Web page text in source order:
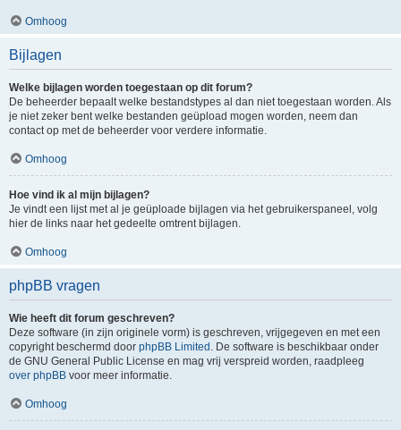
Omhoog
Bijlagen
Welke bijlagen worden toegestaan op dit forum?
De beheerder bepaalt welke bestandstypes al dan niet toegestaan worden. Als
je niet zeker bent welke bestanden geüpload mogen worden, neem dan
contact op met de beheerder voor verdere informatie.
Omhoog
Hoe vind ik al mijn bijlagen?
Je vindt een lijst met al je geüploade bijlagen via het gebruikerspaneel, volg
hier de links naar het gedeelte omtrent bijlagen.
Omhoog
phpBB vragen
Wie heeft dit forum geschreven?
Deze software (in zijn originele vorm) is geschreven, vrijgegeven en met een
copyright beschermd door phpBB Limited . De software is beschikbaar onder
de GNU General Public License en mag vrij verspreid worden, raadpleeg
over phpBB voor meer informatie.
Omhoog